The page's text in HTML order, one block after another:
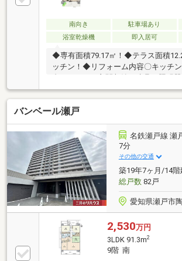
南向き 駐車場あり
浴室乾燥機
即入居可
◆専有面積79.17㎡！◆テラス面積
ッチン！◆リフォーム内容〇キッチ
壁・天井クロス張替□交 通 ： 名
野」 駅徒歩7分□間 取 ：
校（瀬戸市立東山小学校）まで930m
分 中学校（瀬戸市立南山中学校）まで
1260m 徒歩16分□近隣施
（バロー新瀬戸店） まで630m 徒歩8分
バンベール瀬戸
名鉄瀬戸線 瀬
7分
その他の交通
築19年7ヶ月/14階
総戸数82戸
愛知県瀬戸市
2,530万円
3LDK 91.3m2
9階 南